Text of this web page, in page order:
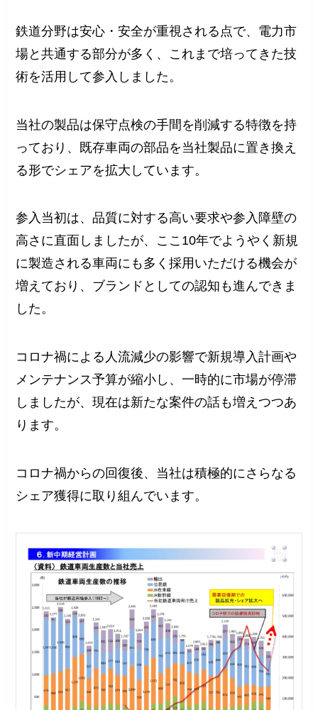
鉄道分野は安心・安全が重視される点で、電力市
場と共通する部分が多く、これまで培ってきた技
術を活用して参入しました。
当社の製品は保守点検の手間を削減する特徴を持
っており、既存車両の部品を当社製品に置き換え
る形でシェアを拡大しています。
参入当初は、品質に対する高い要求や参入障壁の
高さに直面しましたが、ここ10年でようやく新規
に製造される車両にも多く採用いただける機会が
増えており、ブランドとしての認知も進んできま
した。
コロナ禍による人流減少の影響で新規導入計画や
メンテナンス予算が縮小し、一時的に市場が停滞
しましたが、現在は新たな案件の話も増えつつあ
ります。
コロナ禍からの回復後、当社は積極的にさらなる
シェア獲得に取り組んでいます。